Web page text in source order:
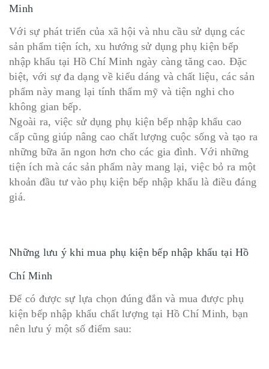
Minh
Với sự phát triển của xã hội và nhu cầu sử dụng các
sản phẩm tiện ích, xu hướng sử dụng phụ kiện bếp
nhập khẩu tại Hồ Chí Minh ngày càng tăng cao. Đặc
biệt, với sự đa dạng về kiểu dáng và chất liệu, các sản
phẩm này mang lại tính thẩm mỹ và tiện nghi cho
không gian bếp.
Ngoài ra, việc sử dụng phụ kiện bếp nhập khẩu cao
cấp cũng giúp nâng cao chất lượng cuộc sống và tạo ra
những bữa ăn ngon hơn cho các gia đình. Với những
tiện ích mà các sản phẩm này mang lại, việc bỏ ra một
khoản đầu tư vào phụ kiện bếp nhập khẩu là điều đáng
giá.
Những lưu ý khi mua phụ kiện bếp nhập khẩu tại Hồ
Chí Minh
Để có được sự lựa chọn đúng đắn và mua được phụ
kiện bếp nhập khẩu chất lượng tại Hồ Chí Minh, bạn
nên lưu ý một số điểm sau: